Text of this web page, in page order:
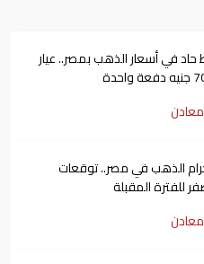
في أسعار الذهب بمصر.. عيار
الذهب في مصر.. توقعات
للفترة المقبلة